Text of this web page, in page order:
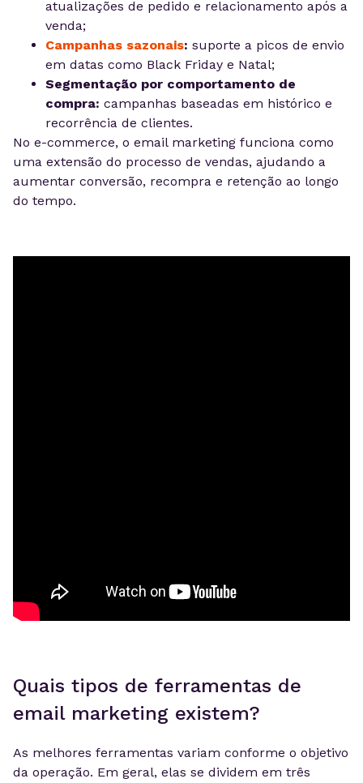
atualizações de pedido e relacionamento após a
venda;
Campanhas sazonais: suporte a picos de envio
em datas como Black Friday e Natal;
Segmentação por comportamento de
compra: campanhas baseadas em histórico e
recorrência de clientes.
No e-commerce, o email marketing funciona como
uma extensão do processo de vendas, ajudando a
aumentar conversão, recompra e retenção ao longo
do tempo.
Quais tipos de ferramentas de
email marketing existem?
As melhores ferramentas variam conforme o objetivo
da operação. Em geral, elas se dividem em três